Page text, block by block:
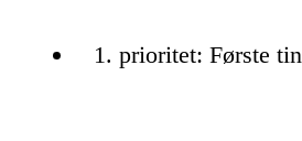
prioritet: Første